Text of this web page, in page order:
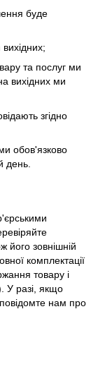
буде
та послуг ми
вихідних ми
згідно
обов'язково
день.
його зовнішній
комплектації
товару і
У разі, якщо
нам про